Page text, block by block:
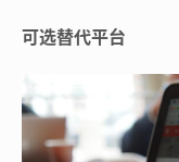
可选替代平台